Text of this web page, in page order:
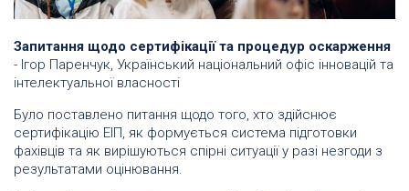
Запитання щодо сертифікації та процедур оскарження
- Ігор Паренчук, Український національний офіс інновацій та
інтелектуальної власності
Було поставлено питання щодо того, хто здійснює
сертифікацію ЕІП, як формується система підготовки
фахівців та як вирішуються спірні ситуації у разі незгоди з
результатами оцінювання.